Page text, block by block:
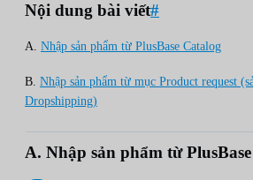
Nội dung bài viết#
A. Nhập sản phẩm từ PlusBase Catalog
B. Nhập sản phẩm từ mục Product request
Dropshipping)
A. Nhập sản phẩm từ